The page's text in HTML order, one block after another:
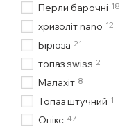
Перли барочні 18
хризоліт nano 12
Бірюза 21
топаз swiss 2
Малахіт 8
Топаз штучний 1
Онікс 47